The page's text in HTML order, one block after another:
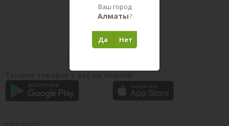
Товары в пути
Ваш город
Алматы?
Нет
Да